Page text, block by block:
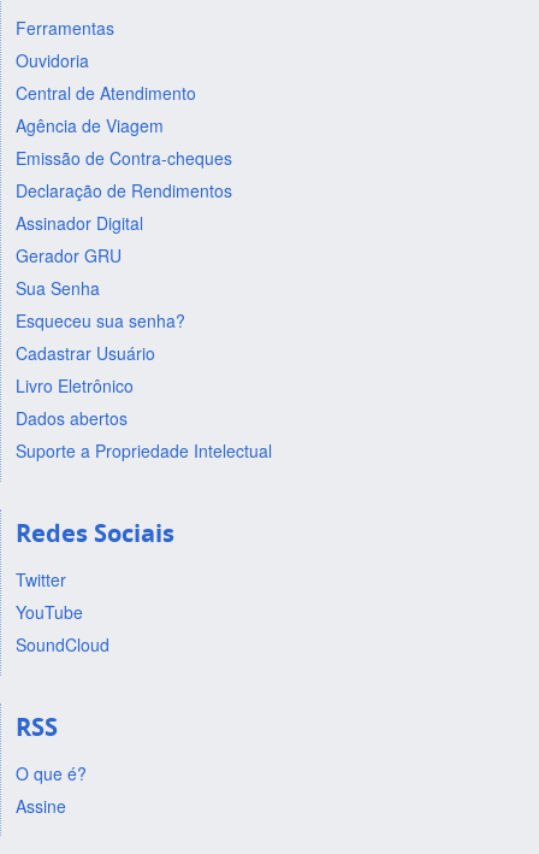
Ferramentas
Ouvidoria
Central de Atendimento
Agência de Viagem
Emissão de Contra-cheques
Declaração de Rendimentos
Assinador Digital
Gerador GRU
Sua Senha
Esqueceu sua senha?
Cadastrar Usuário
Livro Eletrônico
Dados abertos
Suporte a Propriedade Intelectual
Redes Sociais
Twitter
YouTube
SoundCloud
RSS
O que é?
Assine